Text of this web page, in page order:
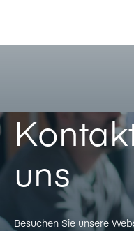
uns
Besuchen Sie unsere